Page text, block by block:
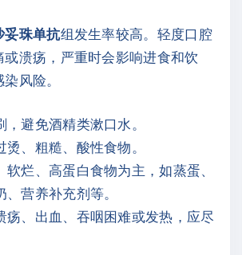
妥珠单抗组发生率较高。轻度口腔
溃疡，严重时会影响进食和饮
风险。
避免酒精类漱口水。
、粗糙、酸性食物。
软烂、高蛋白食物为主，如蒸蛋、
营养补充剂等。
疡、出血、吞咽困难或发热，应尽